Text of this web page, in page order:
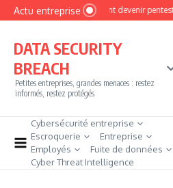
Aller au contenu
Actu entrepriseComment devenir
DATA SECURITY
BREACH
Petites entreprises, grandes menaces : restez
informés, restez protégés
Cybersécurité entreprise
Escroquerie
Entreprise
Employés
Fuite de données
Cyber Threat Intelligence